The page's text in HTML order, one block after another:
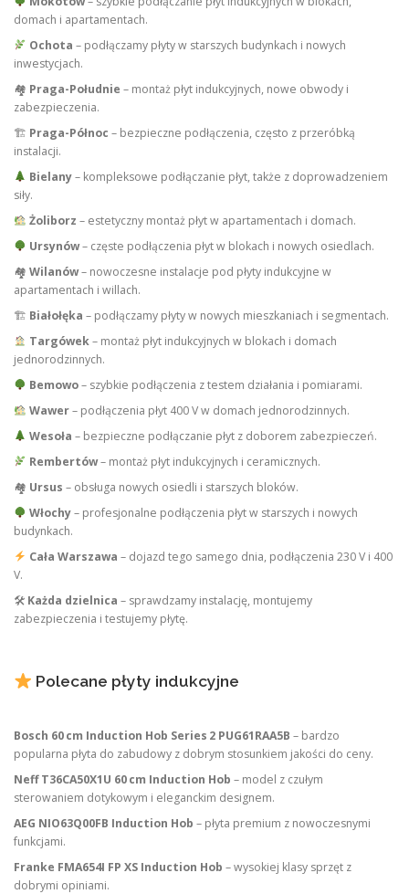
domach i apartamentach.
Ochota – podłączamy płyty w starszych budynkach i nowych
inwestycjach.
🏘 Praga-Południe – montaż płyt indukcyjnych, nowe obwody i
zabezpieczenia.
🏗 Praga-Północ – bezpieczne podłączenia, często z przeróbką
instalacji.
Bielany– kompleksowe podłączanie płyt, także z doprowadzeniem
siły.
Żoliborz – estetyczny montaż płyt w apartamentach i domach.
Ursynów– częste podłączenia płyt w blokach i nowych osiedlach.
🏘 Wilanów– nowoczesne instalacje pod płyty indukcyjne w
apartamentach i willach.
🏗 Białołęka – podłączamy płyty w nowych mieszkaniach i segmentach.
Targówek– montaż płyt indukcyjnych w blokach i domach
jednorodzinnych.
Bemowo– szybkie podłączenia z testem działania i pomiarami.
Wawer– podłączenia płyt 400 V w domach jednorodzinnych.
Wesoła – bezpieczne podłączanie płyt z doborem zabezpieczeń.
Rembertów– montaż płyt indukcyjnych i ceramicznych.
🏘 Ursus – obsługa nowych osiedli i starszych bloków.
Włochy– profesjonalne podłączenia płyt w starszych i nowych
budynkach.
Cała Warszawa – dojazd tego samego dnia, podłączenia 230 V i 400
V.
🛠 Każda dzielnica – sprawdzamy instalację, montujemy
zabezpieczenia i testujemy płytę.
Polecane płyty indukcyjne
Bosch 60 cm Induction Hob Series 2 PUG61RAA5B – bardzo
popularna płyta do zabudowy z dobrym stosunkiem jakości do ceny.
Neff T36CA50X1U 60 cm Induction Hob – model z czułym
sterowaniem dotykowym i eleganckim designem.
AEG NIO63Q00FB Induction Hob – płyta premium z nowoczesnymi
funkcjami.
Franke FMA654I FP XS Induction Hob – wysokiej klasy sprzęt z
dobrymi opiniami.